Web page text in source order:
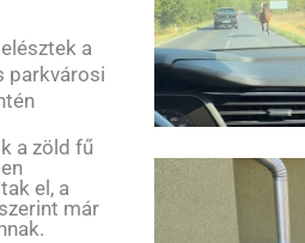
a
parkvárosi
a zöld fű
el, a
már